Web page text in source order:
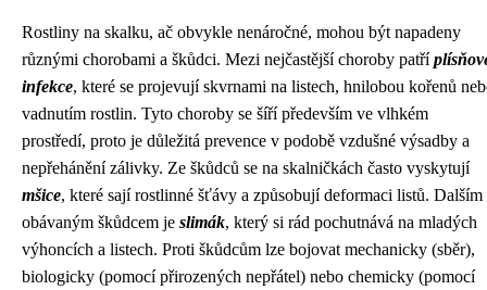
Rostliny na skalku, ač obvykle nenáročné, mohou být napadeny
různými chorobami a škůdci. Mezi nejčastější choroby patří
infekce, které se projevují skvrnami na listech, hnilobou kořenů
vadnutím rostlin. Tyto choroby se šíří především ve vlhkém
prostředí, proto je důležitá prevence v podobě vzdušné výsadby a
nepřehánění zálivky. Ze škůdců se na skalničkách často vyskytují
mšice, které sají rostlinné šťávy a způsobují deformaci listů. Dalším
obávaným škůdcem je slimák, který si rád pochutnává na mladých
výhoncích a listech. Proti škůdcům lze bojovat mechanicky (sběr),
biologicky (pomocí přirozených nepřátel) nebo chemicky (pomocí